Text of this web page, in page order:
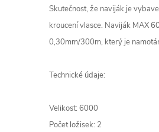
Skutečnost, že naviják je
kroucení vlasce. Naviják MAX
0,30mm/300m, který je
Technické údaje:
Velikost: 6000
Počet ložisek: 2